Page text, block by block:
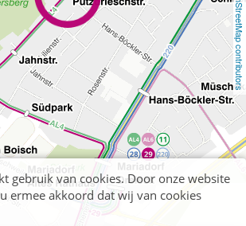
OpenStreetMap contributors
gebruik van cookies. Door onze website
ermee akkoord dat wij van cookies